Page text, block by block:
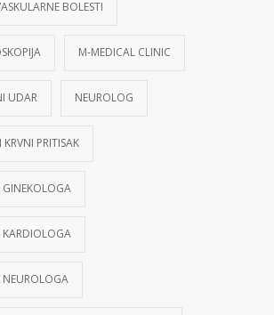
BOLESTI
M-MEDICAL CLINIC
UDAR NEUROLOG
KRVNI PRITISAK
GINEKOLOGA
KARDIOLOGA
NEUROLOGA